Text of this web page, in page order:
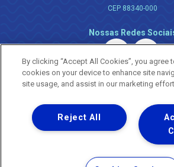
CEP 88340-000
Nossas Redes
Uma empresa
Copyright ® 2026 - Todos os
Nossa natureza movimenta a
By clicking “Accept All Cookies”, you agree
cookies on your device to enhance site
site usage, and assist in our marketing
Reject All